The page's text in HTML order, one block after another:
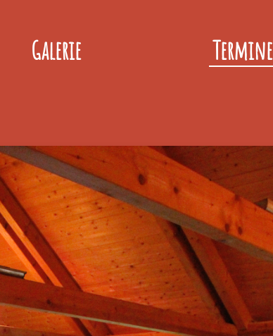
Galerie Termine